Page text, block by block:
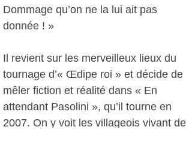
Dommage qu’on ne la lui ait pas
donnée ! »
Il revient sur les merveilleux lieux du
tournage d’« Œdipe roi » et décide de
mêler fiction et réalité dans « En
attendant Pasolini », qu’il tourne en
2007. On y voit les villageois vivant de